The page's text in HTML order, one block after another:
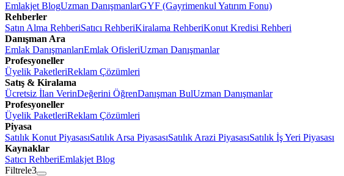
Emlakjet BlogUzman DanışmanlarGYF (Gayrimenkul Yatırım Fonu)
Rehberler
Satın Alma RehberiSatıcı RehberiKiralama RehberiKonut Kredisi Rehberi
Danışman Ara
Emlak DanışmanlarıEmlak OfisleriUzman Danışmanlar
Profesyoneller
Üyelik PaketleriReklam Çözümleri
Satış & Kiralama
Ücretsiz İlan VerinDeğerini ÖğrenDanışman BulUzman Danışmanlar
Profesyoneller
Üyelik PaketleriReklam Çözümleri
Piyasa
Satılık Konut PiyasasıSatılık Arsa PiyasasıSatılık Arazi PiyasasıSatılık İş Yeri Piyasası
Kaynaklar
Satıcı RehberiEmlakjet Blog
Filtrele3